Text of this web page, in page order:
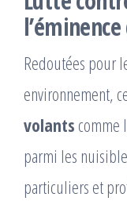
Redoutées pour
environnement,
volants comme
parmi les
particuliers et